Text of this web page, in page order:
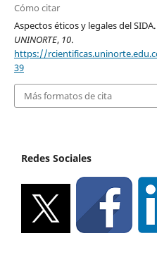
Cómo citar
Aspectos éticos y legales del
UNINORTE, 10.
https://
39
Más formatos de cita
Redes Sociales